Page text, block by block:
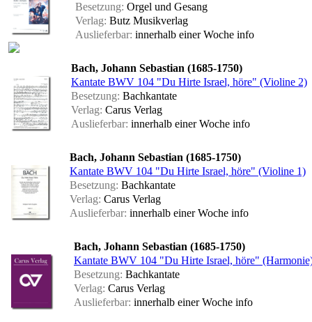
Besetzung: Orgel und Gesang
Verlag: Butz Musikverlag
Auslieferbar: innerhalb einer Woche info
Bach, Johann Sebastian (1685-1750)
Kantate BWV 104 "Du Hirte Israel, höre" (Violine 2)
Besetzung: Bachkantate
Verlag: Carus Verlag
Auslieferbar: innerhalb einer Woche info
Bach, Johann Sebastian (1685-1750)
Kantate BWV 104 "Du Hirte Israel, höre" (Violine 1)
Besetzung: Bachkantate
Verlag: Carus Verlag
Auslieferbar: innerhalb einer Woche info
Bach, Johann Sebastian (1685-1750)
Kantate BWV 104 "Du Hirte Israel, höre"
Besetzung: Bachkantate
Verlag: Carus Verlag
Auslieferbar: innerhalb einer Woche info